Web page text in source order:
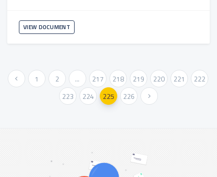
VIEW DOCUMENT
« Previous 1 2 ... 217 218 219 220 221
222
223
224 225 226 Next »